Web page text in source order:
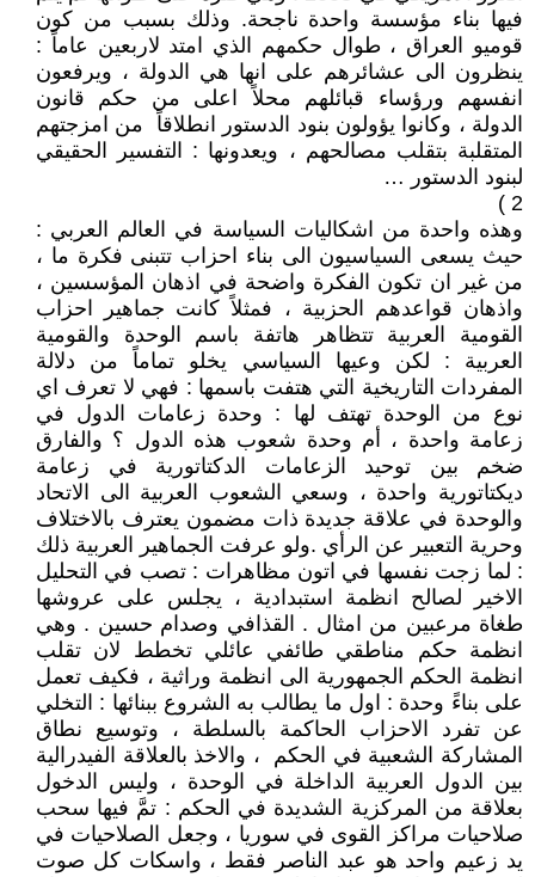
فيها بناء مؤسسة واحدة ناجحة. وذلك بسبب من كون
قوميو العراق ، طوال حكمهم الذي امتد لاربعين عاماً :
ينظرون الى عشائرهم على انها هي الدولة ، ويرفعون
انفسهم ورؤساء قبائلهم محلاً اعلى من حكم قانون
الدولة ، وكانوا يؤولون بنود الدستور انطلاقاً من امزجتهم
المتقلبة بتقلب مصالحهم ، ويعدونها : التفسير الحقيقي
لبنود الدستور …
2 )
‎وهذه واحدة من اشكاليات السياسة في العالم العربي :
حيث يسعى السياسيون الى بناء احزاب تتبنى فكرة ما ،
من غير ان تكون الفكرة واضحة في اذهان المؤسسين ،
واذهان قواعدهم الحزبية ، فمثلاً كانت جماهير احزاب
القومية العربية تتظاهر هاتفة باسم الوحدة والقومية
العربية : لكن وعيها السياسي يخلو تماماً من دلالة
المفردات التاريخية التي هتفت باسمها : فهي لا تعرف اي
نوع من الوحدة تهتف لها : وحدة زعامات الدول في
زعامة واحدة ، أم وحدة شعوب هذه الدول ؟ والفارق
ضخم بين توحيد الزعامات الدكتاتورية في زعامة
ديكتاتورية واحدة ، وسعي الشعوب العربية الى الاتحاد
والوحدة في علاقة جديدة ذات مضمون يعترف بالاختلاف
وحرية التعبير عن الرأي .ولو عرفت الجماهير العربية ذلك
: لما زجت نفسها في اتون مظاهرات : تصب في التحليل
الاخير لصالح انظمة استبدادية ، يجلس على عروشها
طغاة مرعبين من امثال . القذافي وصدام حسين . وهي
انظمة حكم مناطقي طائفي عائلي تخطط لان تقلب
انظمة الحكم الجمهورية الى انظمة وراثية ، فكيف تعمل
على بناءً وحدة : اول ما يطالب به الشروع ببنائها : التخلي
عن تفرد الاحزاب الحاكمة بالسلطة ، وتوسيع نطاق
المشاركة الشعبية في الحكم ، والاخذ بالعلاقة الفيدرالية
بين الدول العربية الداخلة في الوحدة ، وليس الدخول
بعلاقة من المركزية الشديدة في الحكم : تمَّ فيها سحب
صلاحيات مراكز القوى في سوريا ، وجعل الصلاحيات في
يد زعيم واحد هو عبد الناصر فقط ، واسكات كل صوت